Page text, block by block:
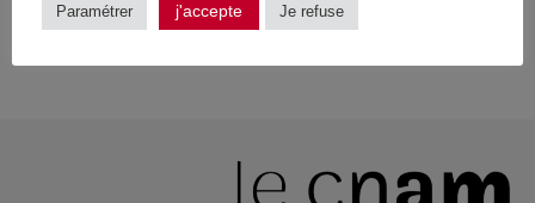
MONTÉLIMAR
Paramétrer j'accepte Je refuse